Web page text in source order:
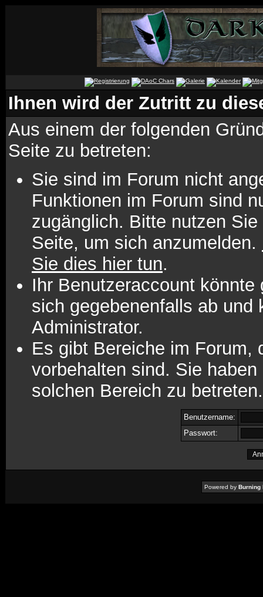
Ihnen wird der Zutritt zu
Aus einem der folgenden
Seite zu betreten:
Sie sind im Forum nicht
Funktionen im Forum sind
zugänglich. Bitte nutzen
Seite, um sich anzumelden.
Sie dies hier tun.
Ihr Benutzeraccount
sich gegebenenfalls ab und
Administrator.
Es gibt Bereiche im Forum,
vorbehalten sind. Sie
solchen Bereich zu betreten.
Benutzername:
Passwort:
Powered by Burning